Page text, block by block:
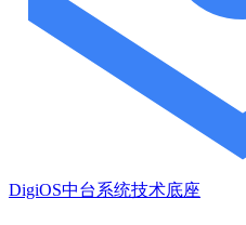
DigiOS中台系统技术底座